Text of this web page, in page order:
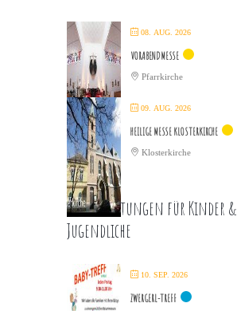
08. AUG. 2026
VORABENDMESSE
Pfarrkirche
09. AUG. 2026
HEILIGE MESSE KLOSTERKIRCHE
Klosterkirche
Veranstaltungen für Kinder &
Jugendliche
10. SEP. 2026
ZWERGERL-TREFF